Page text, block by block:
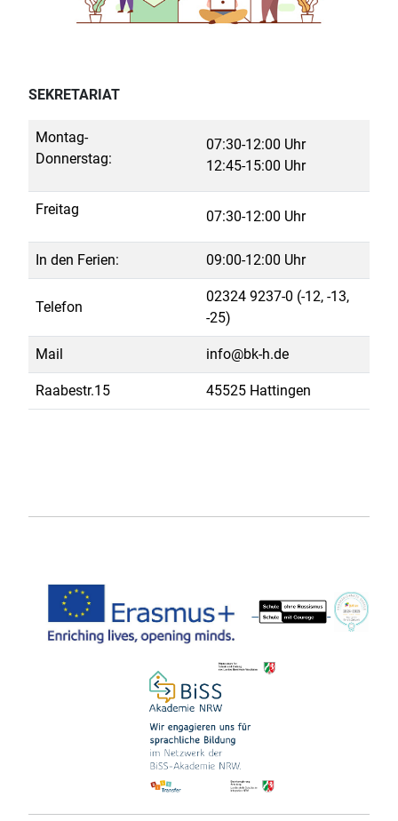
SEKRETARIAT
Montag-
Donnerstag:
07:30-12:00 Uhr
12:45-15:00 Uhr
Freitag 07:30-12:00 Uhr
In den Ferien: 09:00-12:00 Uhr
Telefon
02324 9237-0 (-12, -13,
-25)
Mail info@bk-h.de
Raabestr.15 45525 Hattingen